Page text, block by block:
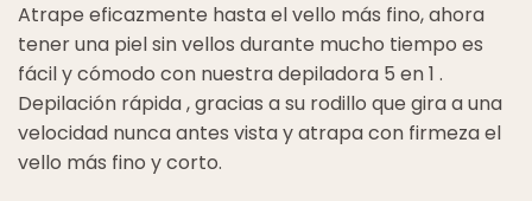
Atrape eficazmente hasta el vello más fino, ahora
tener una piel sin vellos durante mucho tiempo es
fácil y cómodo con nuestra depiladora 5 en 1 .
Depilación rápida , gracias a su rodillo que gira a una
velocidad nunca antes vista y atrapa con firmeza el
vello más fino y corto.